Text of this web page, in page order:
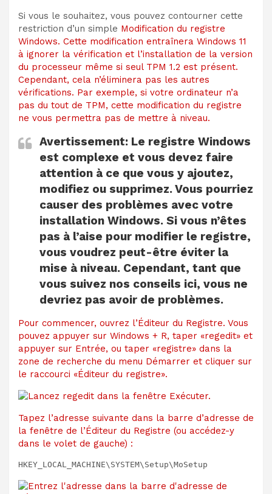
Si vous le souhaitez, vous pouvez contourner cette
restriction d’un simple Modification du registre
Windows. Cette modification entraînera Windows 11
à ignorer la vérification et l’installation de la version
du processeur même si seul TPM 1.2 est présent.
Cependant, cela n’éliminera pas les autres
vérifications. Par exemple, si votre ordinateur n’a
pas du tout de TPM, cette modification du registre
ne vous permettra pas de mettre à niveau.
Avertissement: Le registre Windows
est complexe et vous devez faire
attention à ce que vous y ajoutez,
modifiez ou supprimez. Vous pourriez
causer des problèmes avec votre
installation Windows. Si vous n’êtes
pas à l’aise pour modifier le registre,
vous voudrez peut-être éviter la
mise à niveau. Cependant, tant que
vous suivez nos conseils ici, vous ne
devriez pas avoir de problèmes.
Pour commencer, ouvrez l’Éditeur du Registre. Vous
pouvez appuyer sur Windows + R, taper «regedit» et
appuyer sur Entrée, ou taper «registre» dans la
zone de recherche du menu Démarrer et cliquer sur
le raccourci «Éditeur du registre».
Tapez l’adresse suivante dans la barre d’adresse de
la fenêtre de l’Éditeur du Registre (ou accédez-y
dans le volet de gauche) :
HKEY_LOCAL_MACHINE\SYSTEM\Setup\MoSetup